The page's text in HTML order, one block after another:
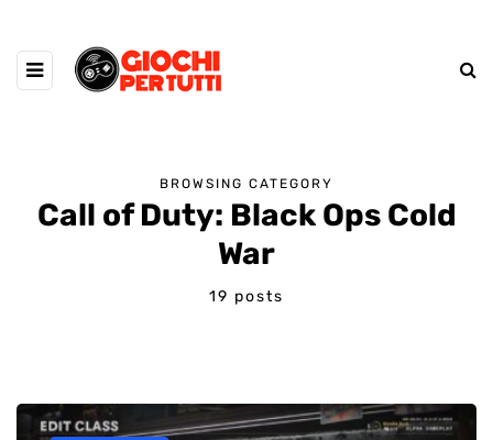
BROWSING CATEGORY
Call of Duty: Black Ops Cold
War
19 posts